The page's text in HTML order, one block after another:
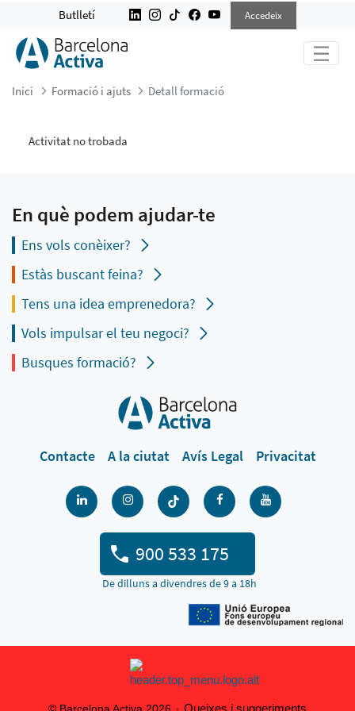
DETALL FORMACIÓ
Butlletí Accedeix
Inici Formació i ajuts Detall formació
Activitat no trobada
En què podem ajudar-te
Ens vols conèixer?
Estàs buscant feina?
Tens una idea emprenedora?
Vols impulsar el teu negoci?
Busques formació?
Contacte A la ciutat Avís Legal Privacitat
900 533 175
De dilluns a divendres de 9 a 18h